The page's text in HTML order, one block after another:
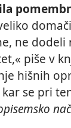
ne
piše v
hišnih
se pri